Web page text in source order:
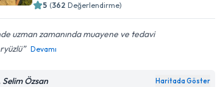
5 (362 Değerlendirme)
uzman zamanında muayene ve tedavi
Devamı
Selim Özsan Haritada Göster